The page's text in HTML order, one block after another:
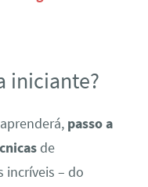
iniciante?
passo a
de
incríveis – do